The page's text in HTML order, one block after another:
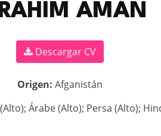
AMÁN
Descargar CV
Origen: Afganistán
Árabe (Alto); Persa (Alto);